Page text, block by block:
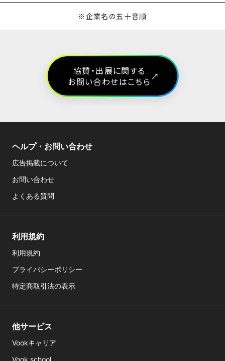
※企業名の五十音順
協賛・出展に関する
お問い合わせはこちら
ヘルプ・お問い合わせ
広告掲載について
お問い合わせ
よくある質問
利用規約
利用規約
プライバシーポリシー
特定商取引法の表示
他サービス
Vookキャリア
Vook school